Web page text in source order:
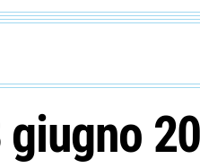
giugno